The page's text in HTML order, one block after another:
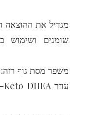
מגדיל את ההוצאה
שומנים ושימוש
משפר מסת גוף